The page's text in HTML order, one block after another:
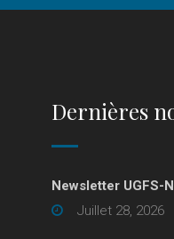
Dernières
Newsletter UGFS-
Juillet 28, 2026